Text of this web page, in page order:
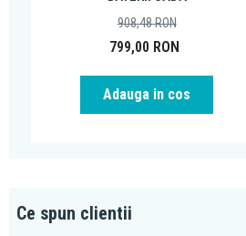
799,00 RON
908,48RON
Adauga in cos
Ce spun clientii